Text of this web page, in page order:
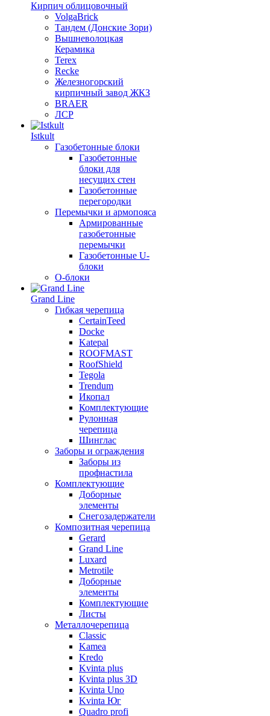
Кирпич облицовочный
VolgaBrick
Тандем (Донские Зори)
Вышневолоцкая
Керамика
Terex
Recke
Железногорский
кирпичный завод ЖКЗ
BRAER
ЛСР
Istkult
Газобетонные блоки
Газобетонные
блоки для
несущих стен
Газобетонные
перегородки
Перемычки и армопояса
Армированные
газобетонные
перемычки
Газобетонные U-
блоки
О-блоки
Grand Line
Гибкая черепица
CertainTeed
Docke
Katepal
ROOFMAST
RoofShield
Tegola
Trendum
Икопал
Комплектующие
Рулонная
черепица
Шинглас
Заборы и ограждения
Заборы из
профнастила
Комплектующие
Доборные
элементы
Снегозадержатели
Композитная черепица
Gerard
Grand Line
Luxard
Metrotile
Доборные
элементы
Комплектующие
Листы
Металлочерепица
Classic
Kamea
Kredo
Kvinta plus
Kvinta plus 3D
Kvinta Uno
Kvinta Юг
Quadro profi